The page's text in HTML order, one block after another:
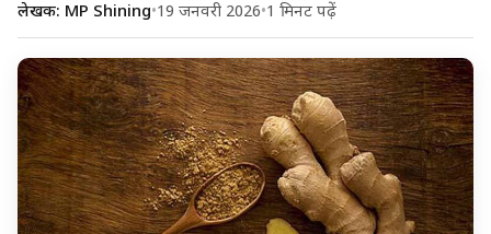
लेखक: MP Shining•19 जनवरी 2026•1 मिनट पढ़ें